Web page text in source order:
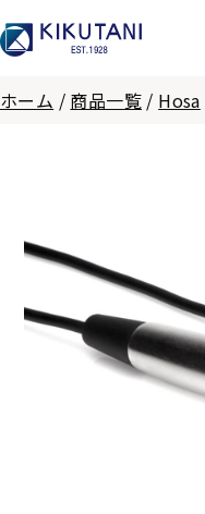
ホーム / 商品一覧 / Hosa